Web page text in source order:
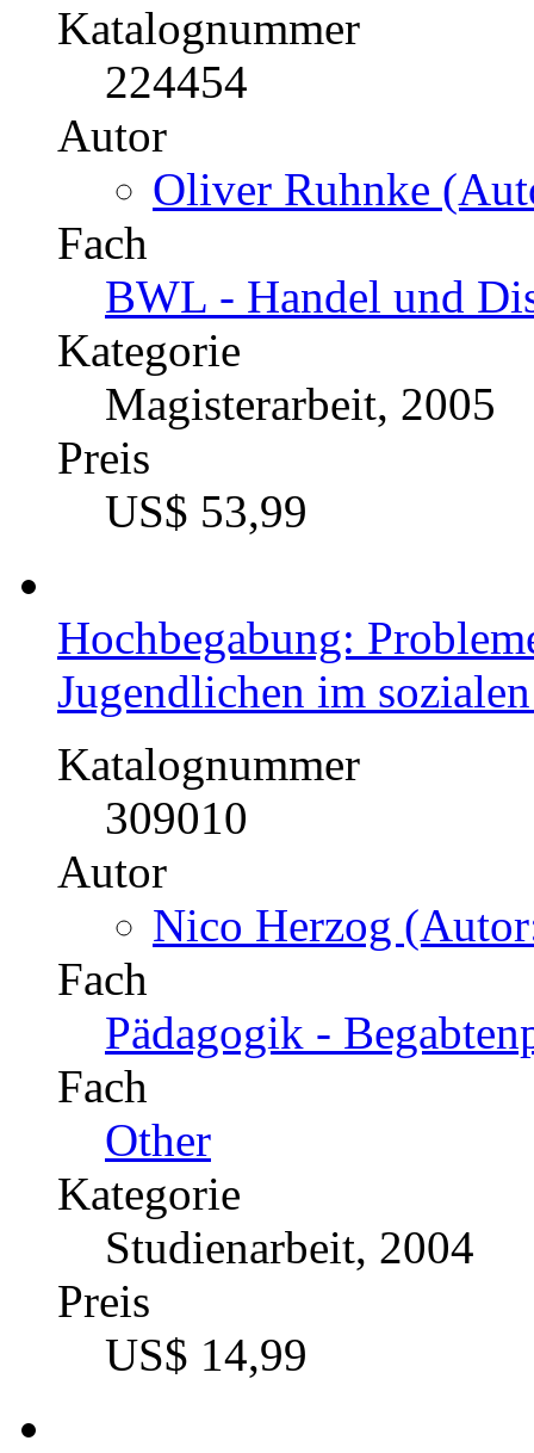
Katalognummer
224454
Autor
Oliver Ruhnke
Fach
BWL - Handel und
Kategorie
Magisterarbeit, 2005
Preis
US$ 53,99
Hochbegabung:
Jugendlichen im
Katalognummer
309010
Autor
Nico Herzog
Fach
Pädagogik -
Fach
Other
Kategorie
Studienarbeit, 2004
Preis
US$ 14,99